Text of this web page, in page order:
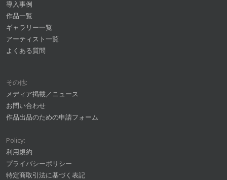
導入事例
作品一覧
ギャラリー一覧
アーティスト一覧
よくある質問
その他:
メディア掲載／ニュース
お問い合わせ
作品出品のための申請フォーム
Policy:
利用規約
プライバシーポリシー
特定商取引法に基づく表記